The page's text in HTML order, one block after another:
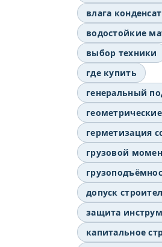
влага конденсат
водостойкие
выбор техники
где купить
генеральный
герметизация
грузовой
допуск
защита
капитальное